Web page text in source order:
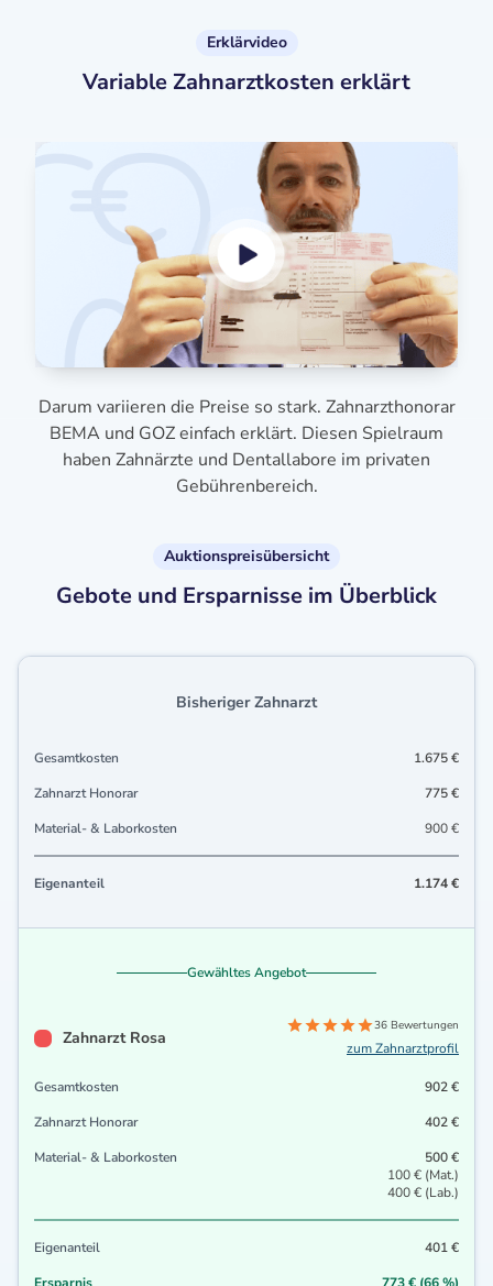
Erklärvideo
Variable Zahnarztkosten erklärt
Darum variieren die Preise so stark. Zahnarzthonorar
BEMA und GOZ einfach erklärt. Diesen Spielraum
haben Zahnärzte und Dentallabore im privaten
Gebührenbereich.
Auktionspreisübersicht
Gebote und Ersparnisse im Überblick
Bisheriger Zahnarzt
Gesamtkosten
1.675 €
Zahnarzt Honorar
775 €
Material- & Laborkosten
900 €
Eigenanteil 1.174 €
Gewähltes Angebot
Zahnarzt Rosa
36 Bewertungen
zum Zahnarztprofil
Gesamtkosten
902 €
Zahnarzt Honorar
402 €
Material- & Laborkosten
500 €
100 € (Mat.)
400 € (Lab.)
Eigenanteil
401 €